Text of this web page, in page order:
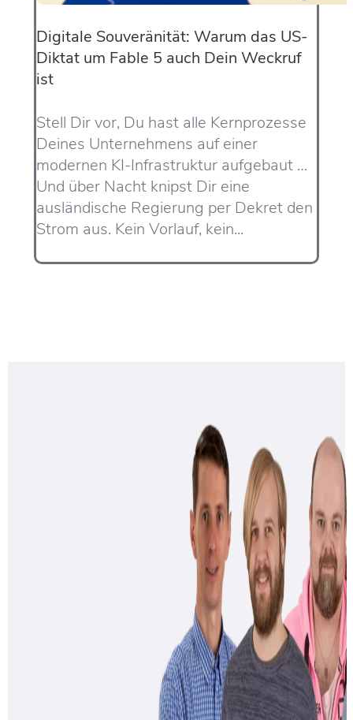
Digitale Souveränität: Warum das US-
Diktat um Fable 5 auch Dein Weckruf
ist
Stell Dir vor, Du hast alle Kernprozesse
Deines Unternehmens auf einer
modernen KI-Infrastruktur aufgebaut …
Und über Nacht knipst Dir eine
ausländische Regierung per Dekret den
Strom aus. Kein Vorlauf, kein...